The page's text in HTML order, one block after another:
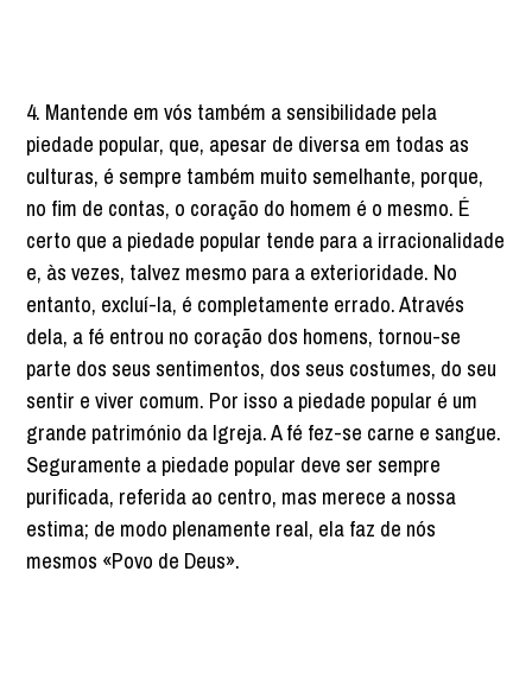
4. Mantende em vós também a sensibilidade pela
piedade popular, que, apesar de diversa em todas as
culturas, é sempre também muito semelhante, porque,
no fim de contas, o coração do homem é o mesmo. É
certo que a piedade popular tende para a irracionalidade
e, às vezes, talvez mesmo para a exterioridade. No
entanto, excluí-la, é completamente errado. Através
dela, a fé entrou no coração dos homens, tornou-se
parte dos seus sentimentos, dos seus costumes, do seu
sentir e viver comum. Por isso a piedade popular é um
grande património da Igreja. A fé fez-se carne e sangue.
Seguramente a piedade popular deve ser sempre
purificada, referida ao centro, mas merece a nossa
estima; de modo plenamente real, ela faz de nós
mesmos «Povo de Deus».